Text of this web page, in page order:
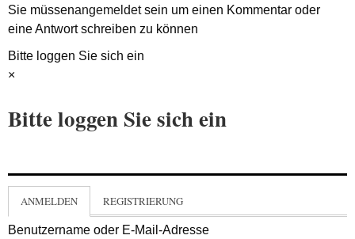
Sie müssenangemeldetsein um einen Kommentar oder
eine Antwort schreiben zu können
Bitte loggen Sie sich ein
×
Bitte loggen Sie sich ein
ANMELDEN REGISTRIERUNG
Benutzername oder E-Mail-Adresse